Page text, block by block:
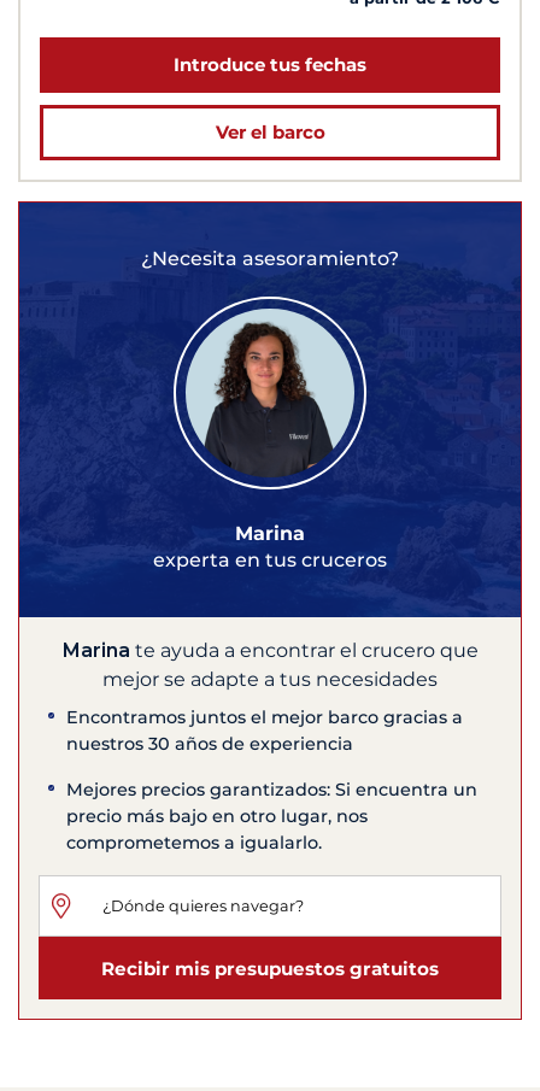
Introduce tus fechas
Ver el barco
¿Necesita asesoramiento?
Marina
experta en tus cruceros
Marina te ayuda a encontrar el crucero que
mejor se adapte a tus necesidades
Encontramos juntos el mejor barco gracias a
nuestros 30 años de experiencia
Mejores precios garantizados: Si encuentra un
precio más bajo en otro lugar, nos
comprometemos a igualarlo.
Recibir mis presupuestos gratuitos